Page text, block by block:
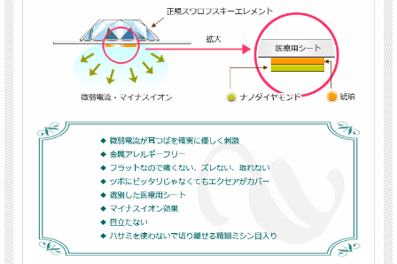
持った特別なナノダイヤモンドを使用しています。
【金属アレルギーフリー＆クリーン】
鉱物であるダイヤモンド（ナノダイヤモンド）には、金
属や、身体に悪影響を及ぼす成分が含まれていません。
エクセアについては、『耳つぼシート エクセア』
詳しくご紹介していますので、ご参照ください。